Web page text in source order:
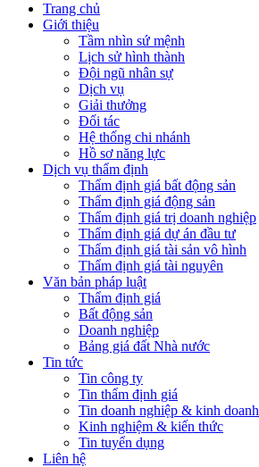
Trang chủ
Giới thiệu
Tầm nhìn sứ mệnh
Lịch sử hình thành
Đội ngũ nhân sự
Dịch vụ
Giải thưởng
Đối tác
Hệ thống chi nhánh
Hồ sơ năng lực
Dịch vụ thẩm định
Thẩm định giá bất động sản
Thẩm định giá động sản
Thẩm định giá trị doanh nghiệp
Thẩm định giá dự án đầu tư
Thẩm định giá tài sản vô hình
Thẩm định giá tài nguyên
Văn bản pháp luật
Thẩm định giá
Bất động sản
Doanh nghiệp
Bảng giá đất Nhà nước
Tin tức
Tin công ty
Tin thẩm định giá
Tin doanh nghiệp & kinh doanh
Kinh nghiệm & kiến thức
Tin tuyển dụng
Liên hệ